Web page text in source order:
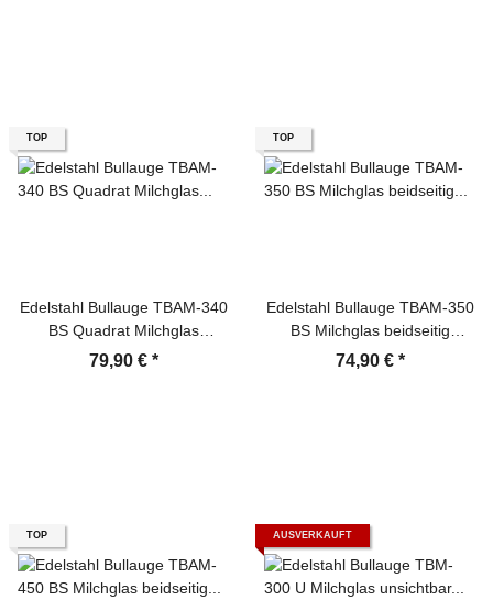
TOP
Edelstahl Bullauge TBAM-340
BS Quadrat Milchglas
beidseitig verschraubt
79,90 € *
TOP
Edelstahl Bullauge TBAM-350
BS Milchglas beidseitig
verschraubt Türfenster
74,90 € *
TOP AUSVERKAUFT